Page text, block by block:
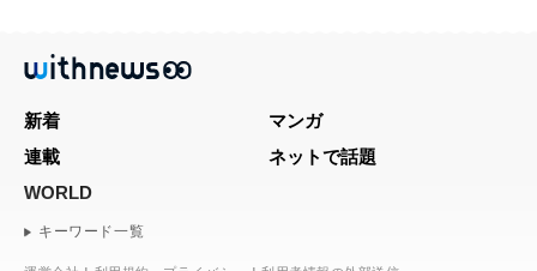
新着
マンガ
連載
ネットで話題
WORLD
キーワード一覧